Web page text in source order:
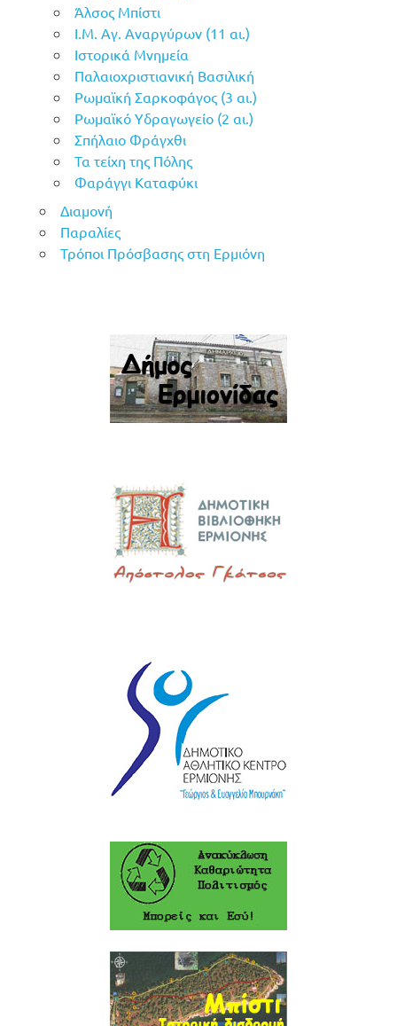
Άλσος Μπίστι
Ι.Μ. Αγ. Αναργύρων (11 αι.)
Ιστορικά Μνημεία
Παλαιοχριστιανική Βασιλική
Ρωμαϊκή Σαρκοφάγος (3 αι.)
Ρωμαϊκό Υδραγωγείο (2 αι.)
Σπήλαιο Φράγχθι
Τα τείχη της Πόλης
Φαράγγι Καταφύκι
Διαμονή
Παραλίες
Τρόποι Πρόσβασης στη Ερμιόνη